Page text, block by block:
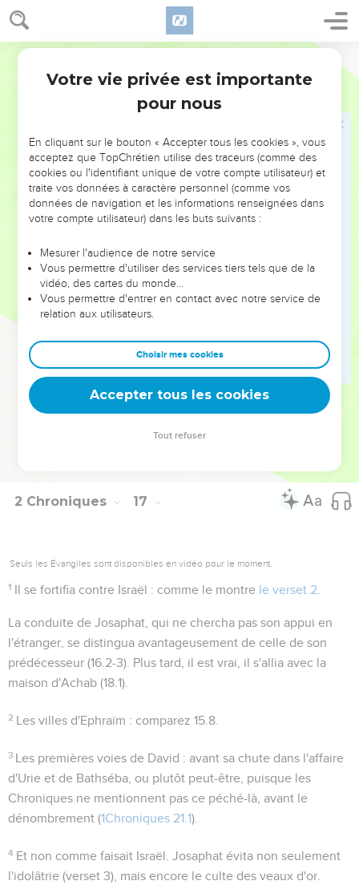
2 Chroniques 16
12 Mais, même dans sa maladie, il ne chercha pas l'Eternel :
pas plus que dans sa guerre avec Baésa, versets 7 à 10. Le
témoignage favorable rendu à Asa,
15.17
, n'est pas contraire à
ceci ; il porte sur sa fidélité au culte de Jéhova.
mentionnés avec désapprobation à cause des incantations et
de la magie qui se mêlaient à leur art ; et c'est ce côté
ténébreux de l'art médical d'alors (directement opposé à la
vraie recherche de l'Eternel) qui est condamné ici, mais non
pas l'art médical en lui-même.
Préparés selon l'art du parfumeur: comparezExode
30.25,35.
L'on [en] brûla. Le corps d'Asa ne fut pas brûlé, mais l'auteur
fait remarquer qu'on brûla autour de son cadavre une
quantité extraordinaire d'aromates. Nous voyons par
21.19
que l'habitude était de faire des encensements de ce genre
lors des funérailles des rois.
2 Chroniques 17
Seuls les Évangiles sont disponibles en vidéo pour le moment.
1 Il se fortifia contre Israël : comme le montre le verset 2
La conduite de Josaphat, qui ne chercha pas son appui en
l'étranger, se distingua avantageusement de celle de son
prédécesseur (16.2-3). Plus tard, il est vrai, il s'allia avec la
maison d'Achab (18.1).
2 Les villes d'Ephraïm : comparez15.8
3 Les premières voies de David : avant sa chute dans l'affaire
d'Urie et de Bathséba, ou plutôt peut-être, puisque les
Chroniques ne mentionnent pas ce péché-là, avant le
dénombrement (1Chroniques 21.1).
4 Et non comme faisait Israël . Josaphat évita non seulement
l'idolâtrie (verset 3), mais encore le culte des veaux d'or.
Votre vie privée est importante
pour nous
En cliquant sur le bouton « Accepter tous les cookies », vous
acceptez que TopChrétien utilise des traceurs (comme des
cookies ou l'identifiant unique de votre compte utilisateur) et
traite vos données à caractère personnel (comme vos
données de navigation et les informations renseignées dans
votre compte utilisateur) dans les buts suivants :
Mesurer l'audience de notre service
Vous permettre d'utiliser des services tiers tels que de la
vidéo, des cartes du monde…
Vous permettre d'entrer en contact avec notre service de
relation aux utilisateurs.
Choisir mes cookies
Accepter tous les cookies
Tout refuser